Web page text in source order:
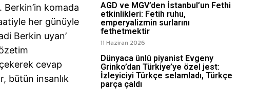
Berkin’in komada
her günüyle
Berkin uyan’
cevap
bütün insanlık
AGD ve MGV’den İstanbul’un Fethi
etkinlikleri: Fetih ruhu,
emperyalizmin surlarını
fethetmektir
11 Haziran 2026
Dünyaca ünlü piyanist Evgeny
Grinko’dan Türkiye’ye özel jest:
İzleyiciyi Türkçe selamladı, Türkçe
parça çaldı